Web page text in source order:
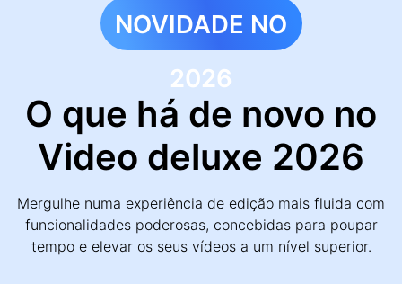
NOVIDADE NO
2026
O que há de novo no
Video deluxe 2026
Mergulhe numa experiência de edição mais fluida com
funcionalidades poderosas, concebidas para poupar
tempo e elevar os seus vídeos a um nível superior.